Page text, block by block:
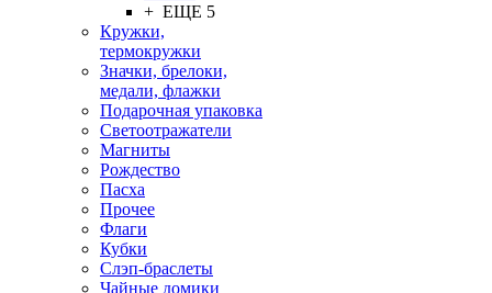
+ ЕЩЕ 5
Кружки,
термокружки
Значки, брелоки,
медали, флажки
Подарочная упаковка
Светоотражатели
Магниты
Рождество
Пасха
Прочее
Флаги
Кубки
Слэп-браслеты
Чайные домики